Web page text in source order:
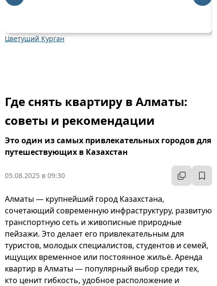
Цветущий Курган
Где снять квартиру в Алматы:
советы и рекомендации
Это один из самых привлекательных городов для
путешествующих в Казахстан
05.08.2025 в 09:30
Алматы — крупнейший город Казахстана,
сочетающий современную инфраструктуру, развитую
транспортную сеть и живописные природные
пейзажи. Это делает его привлекательным для
туристов, молодых специалистов, студентов и семей,
ищущих временное или постоянное жильё. Аренда
квартир в Алматы — популярный выбор среди тех,
кто ценит гибкость, удобное расположение и